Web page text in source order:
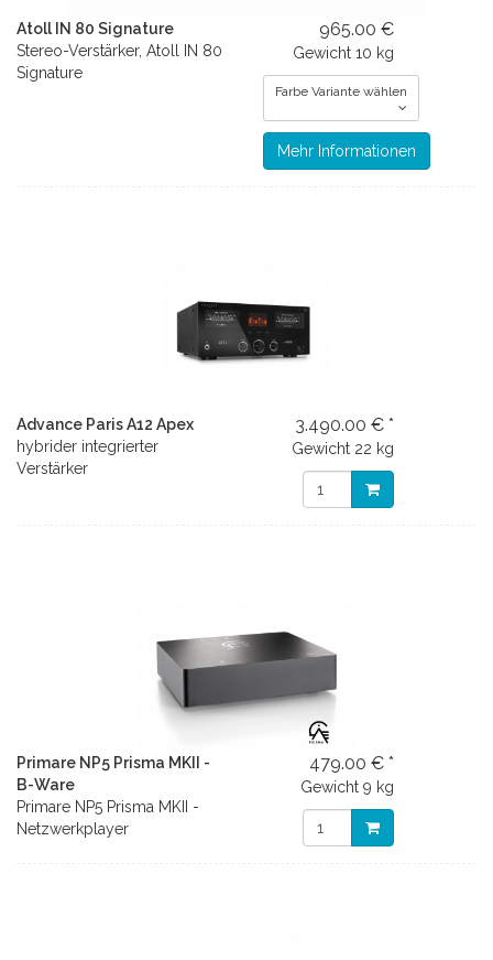
Atoll IN 80 Signature
Stereo-Verstärker, Atoll IN 80
Signature
965.00 €
Gewicht 10 kg
Farbe Variante wählen
Mehr Informationen
Advance Paris A12 Apex
hybrider integrierter
Verstärker
3.490.00 € *
Gewicht 22 kg
Primare NP5 Prisma MKII -
B-Ware
Primare NP5 Prisma MKII -
Netzwerkplayer
479.00 € *
Gewicht 9 kg